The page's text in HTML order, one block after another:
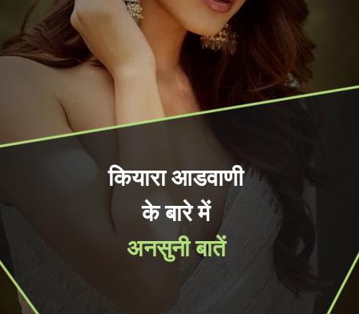
कियारा आडवाणी
के बारे में
अनसुनी बातें